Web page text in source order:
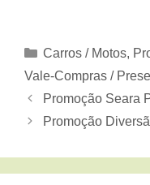
Categorias
Carros / Motos,
Vale-Compras /
Promoção Seara
Promoção